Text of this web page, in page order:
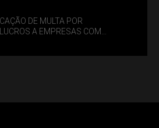
DE MULTA POR
A EMPRESAS COM